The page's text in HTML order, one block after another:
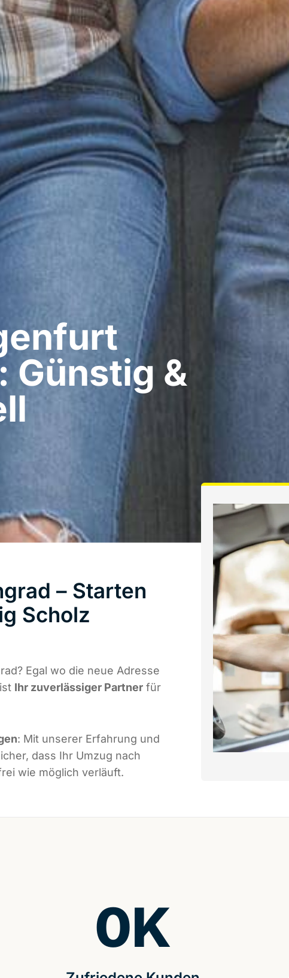
Günstig &
– Starten
Scholz
Egal wo die neue Adresse
Ihr zuverlässiger Partner für
: Mit unserer Erfahrung und
dass Ihr Umzug nach
wie möglich verläuft.
0K